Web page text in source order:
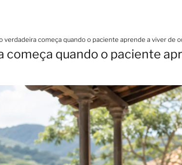
verdadeira começa quando o paciente aprende a viver de
começa quando o paciente